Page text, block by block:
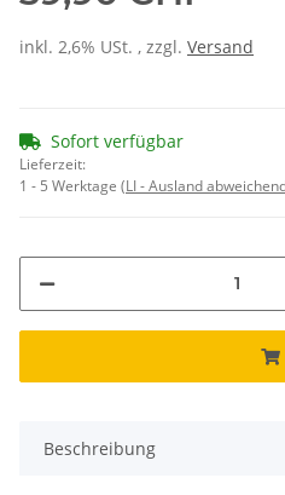
inkl. 2,6% USt. , zzgl. Versand
Sofort verfügbar
Lieferzeit:
1 - 5 Werktage (LI - Ausland
Beschreibung